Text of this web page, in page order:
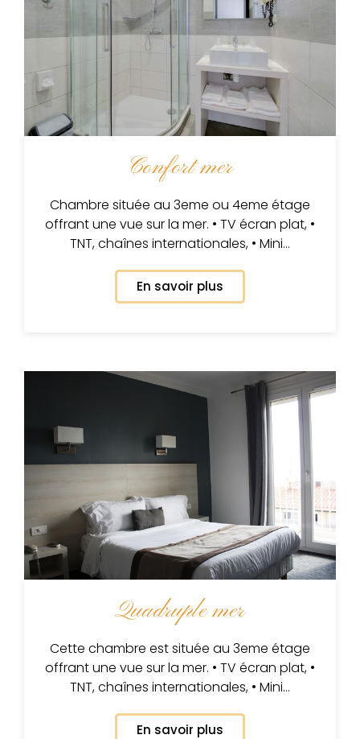
Confort mer
Chambre située au 3eme ou 4eme étage
offrant une vue sur la mer. • TV écran plat, •
TNT, chaînes internationales, • Mini…
En savoir plus
Quadruple mer
Cette chambre est située au 3eme étage
offrant une vue sur la mer. • TV écran plat, •
TNT, chaînes internationales, • Mini…
En savoir plus